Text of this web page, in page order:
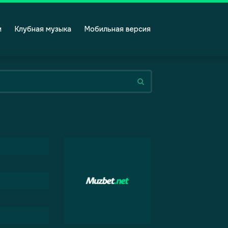
Клубная музыка Мобильная версия